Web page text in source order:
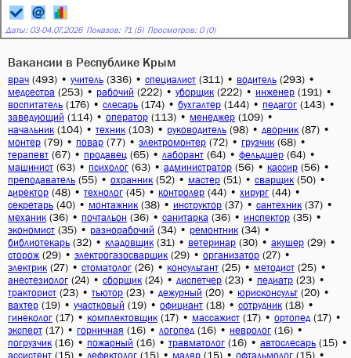
Даты: 03-04.07.2026 Показов: 71 (5) Просмотров: 0 (0)
Вакансии в Республике Крым
врач (493) • учитель (336) • специалист (311) • водитель (293) •
медсестра (253) • рабочий (222) • уборщик (222) • инженер (191) •
воспитатель (176) • слесарь (174) • бухгалтер (144) • педагог (143) •
заведующий (114) • оператор (113) • менеджер (109) •
начальник (104) • техник (103) • руководитель (98) • дворник (87) •
монтер (79) • повар (77) • электромонтер (72) • грузчик (68) •
терапевт (67) • продавец (65) • лаборант (64) • фельдшер (64) •
машинист (63) • психолог (63) • администратор (56) • кассир (56) •
преподаватель (55) • охранник (52) • мастер (51) • сварщик (50) •
директор (48) • технолог (45) • контролер (44) • хирург (44) •
секретарь (40) • монтажник (38) • инструктор (37) • сантехник (37) •
механик (36) • почтальон (36) • санитарка (36) • инспектор (35) •
экономист (35) • разнорабочий (34) • ремонтник (34) •
библиотекарь (32) • кладовщик (31) • ветеринар (30) • акушер (29) •
сторож (29) • электрогазосварщик (29) • организатор (27) •
электрик (27) • стоматолог (26) • консультант (25) • методист (25) •
анестезиолог (24) • сборщик (24) • диспетчер (23) • педиатр (23) •
тракторист (23) • тьютор (23) • дежурный (20) • юрисконсульт (20) •
вахтер (19) • участковый (19) • официант (18) • сотрудник (18) •
гинеколог (17) • комплектовщик (17) • массажист (17) • ортопед (17) •
эксперт (17) • горничная (16) • логопед (16) • невролог (16) •
погрузчик (16) • пожарный (16) • травматолог (16) • автослесарь (15) •
ассистент (15) • дефектолог (15) • маляр (15) • офтальмолог (15) •